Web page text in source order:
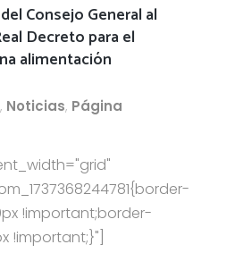
Consejo General al
Decreto para el
alimentación
, Noticias, Página
!important;border-
!important;}"]